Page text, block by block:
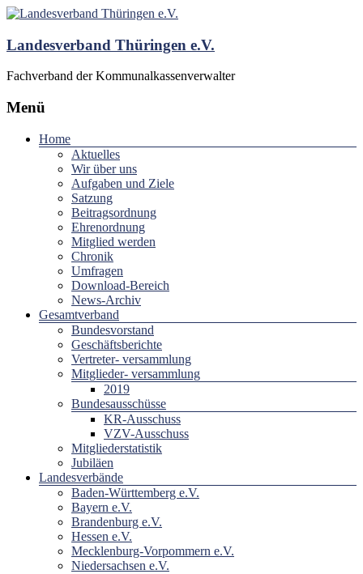
Landesverband Thüringen e.V.
Fachverband der Kommunalkassenverwalter
Menü
Home
Aktuelles
Wir über uns
Aufgaben und Ziele
Satzung
Beitragsordnung
Ehrenordnung
Mitglied werden
Chronik
Umfragen
Download-Bereich
News-Archiv
Gesamtverband
Bundesvorstand
Geschäftsberichte
Vertreter- versammlung
Mitglieder- versammlung
2019
Bundesausschüsse
KR-Ausschuss
VZV-Ausschuss
Mitgliederstatistik
Jubiläen
Landesverbände
Baden-Württemberg e.V.
Bayern e.V.
Brandenburg e.V.
Hessen e.V.
Mecklenburg-Vorpommern e.V.
Niedersachsen e.V.